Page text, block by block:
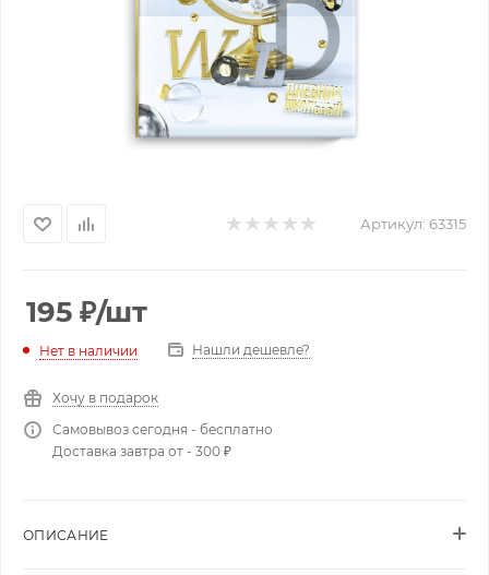
Артикул: 63315
195 ₽/шт
Нет в наличии Нашли дешевле?
Хочу в подарок
Самовывоз сегодня - бесплатно
Доставка завтра от - 300 ₽
ОПИСАНИЕ